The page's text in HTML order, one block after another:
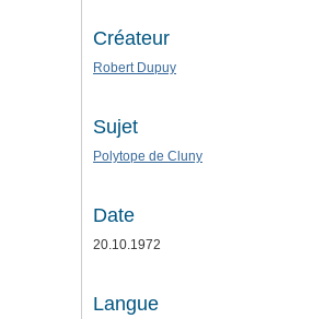
Créateur
Robert Dupuy
Sujet
Polytope de Cluny
Date
20.10.1972
Langue